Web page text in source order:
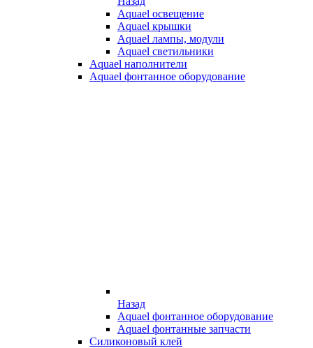
Aquael освещение
Aquael крышки
Aquael лампы, модули
Aquael светильники
Aquael наполнители
Aquael фонтанное оборудование
Назад
Aquael фонтанное оборудование
Aquael фонтанные запчасти
Силиконовый клей